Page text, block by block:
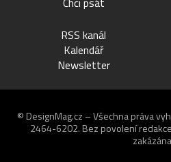
RSS kanál
Kalendář
Newsletter
© DesignMag.cz – Všechna práva
2464-6202. Bez povolení